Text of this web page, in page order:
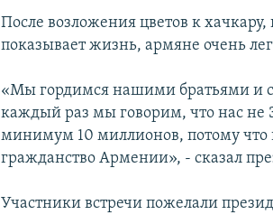
После возложения цветов к
показывает жизнь, армяне очень
«Мы гордимся нашими братьями и
каждый раз мы говорим, что нас
минимум 10 миллионов, потому что
гражданство Армении», - сказал
Участники встречи пожелали